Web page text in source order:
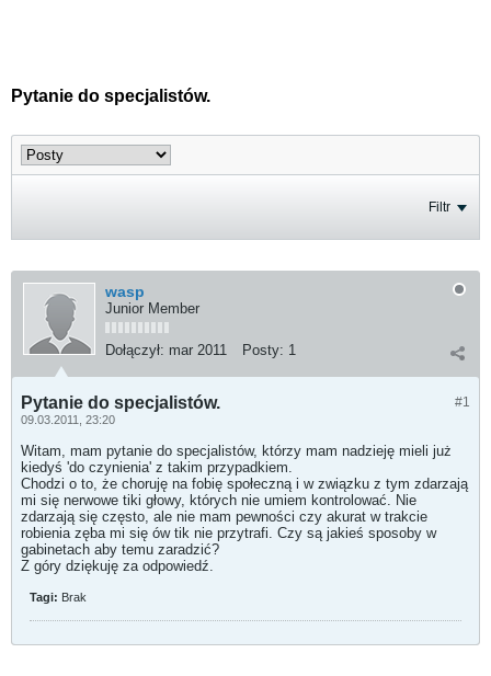
Pytanie do specjalistów.
Filtr
wasp
Junior Member
Dołączył: mar 2011 Posty: 1
#1
Pytanie do specjalistów.
09.03.2011, 23:20
Witam, mam pytanie do specjalistów, którzy mam nadzieję mieli już
kiedyś 'do czynienia' z takim przypadkiem.
Chodzi o to, że choruję na fobię społeczną i w związku z tym zdarzają
mi się nerwowe tiki głowy, których nie umiem kontrolować. Nie
zdarzają się często, ale nie mam pewności czy akurat w trakcie
robienia zęba mi się ów tik nie przytrafi. Czy są jakieś sposoby w
gabinetach aby temu zaradzić?
Z góry dziękuję za odpowiedź.
Tagi: Brak